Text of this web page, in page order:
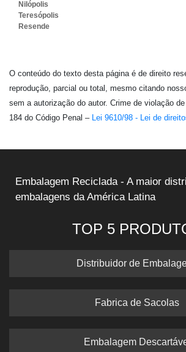
Nilópolis
Teresópolis
Resende
O conteúdo do texto desta página é de direito
reprodução, parcial ou total, mesmo citando
sem a autorização do autor. Crime de violação
184 do Código Penal – Lei 9610/98 - Lei de
Embalagem Reciclada - A maior
embalagens da América Latina
TOP 5
Distribuidor de
Fabrica de Sacolas
Embalagem